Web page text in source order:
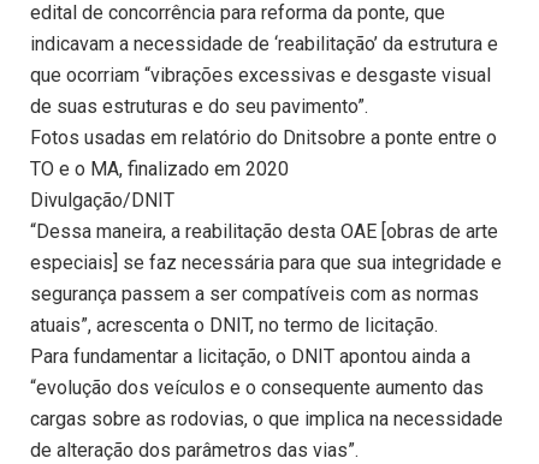
edital de concorrência para reforma da ponte, que
indicavam a necessidade de ‘reabilitação’ da estrutura e
que ocorriam “vibrações excessivas e desgaste visual
de suas estruturas e do seu pavimento”.
Fotos usadas em relatório do Dnitsobre a ponte entre o
TO e o MA, finalizado em 2020
Divulgação/DNIT
“Dessa maneira, a reabilitação desta OAE [obras de arte
especiais] se faz necessária para que sua integridade e
segurança passem a ser compatíveis com as normas
atuais”, acrescenta o DNIT, no termo de licitação.
Para fundamentar a licitação, o DNIT apontou ainda a
“evolução dos veículos e o consequente aumento das
cargas sobre as rodovias, o que implica na necessidade
de alteração dos parâmetros das vias”.